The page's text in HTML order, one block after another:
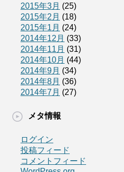
2015年3月 (25)
2015年2月 (18)
2015年1月 (24)
2014年12月 (33)
2014年11月 (31)
2014年10月 (44)
2014年9月 (34)
2014年8月 (36)
2014年7月 (27)
メタ情報
ログイン
投稿フィード
コメントフィード